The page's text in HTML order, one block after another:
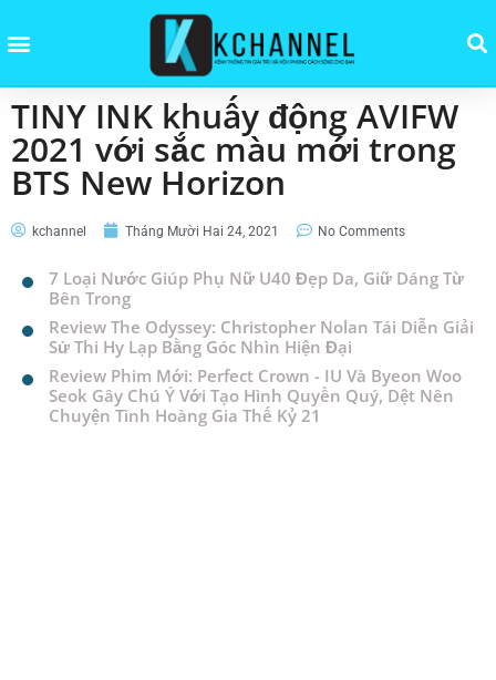
TINY INK khuấy động AVIFW
2021 với sắc màu mới trong
BTS New Horizon
kchannel Tháng Mười Hai 24, 2021 No Comments
7 Loại Nước Giúp Phụ Nữ U40 Đẹp Da, Giữ Dáng Từ
Bên Trong
Review The Odyssey: Christopher Nolan Tái Diễn Giải
Sử Thi Hy Lạp Bằng Góc Nhìn Hiện Đại
Review Phim Mới: Perfect Crown - IU Và Byeon Woo
Seok Gây Chú Ý Với Tạo Hình Quyền Quý, Dệt Nên
Chuyện Tình Hoàng Gia Thế Kỷ 21